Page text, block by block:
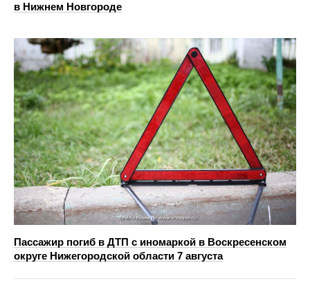
в Нижнем Новгороде
Пассажир погиб в ДТП с иномаркой в Воскресенском
округе Нижегородской области 7 августа